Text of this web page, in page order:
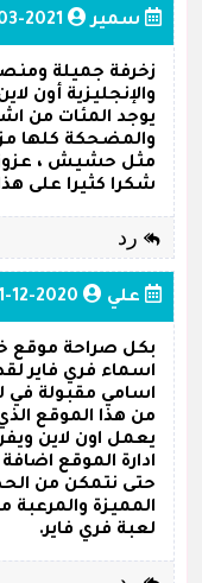
سمير 2021-03-16 23:10:20
زخرفة جميلة
والإنجليزية أون
يوجد المئات من
والمضحكة كلها
مثل حشيش ،
شكرا كثيرا على
رد
علي 2020-12-11 09:44:49
بكل صراحة موقع
اسماء فري فاير
اسامي مقبولة في
من هذا الموقع
يعمل اون لاين
ادارة الموقع
حتى نتمكن من
المميزة
لعبة فري فاير.